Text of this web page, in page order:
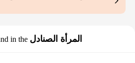
in the المرأة الصنادل